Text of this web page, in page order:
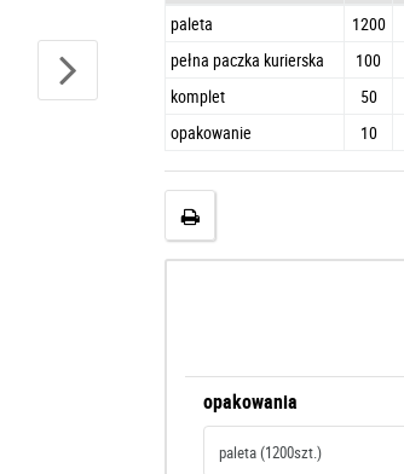
paleta 1200
pełna paczka kurierska 100
komplet 50
opakowanie 10
opakowania